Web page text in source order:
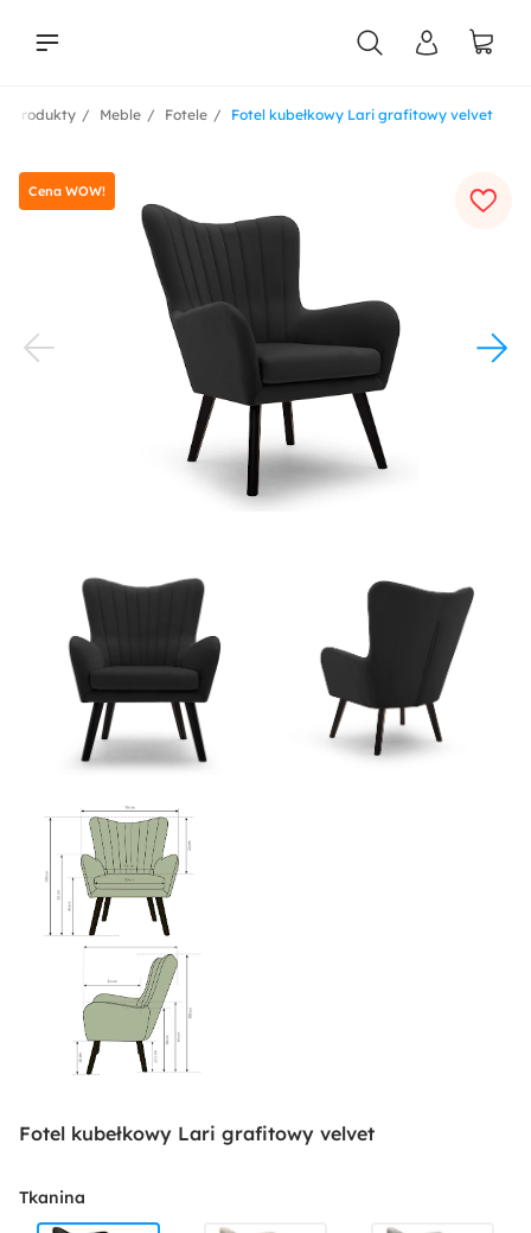
Fotel kubełkowy Lari grafitowy velvet
Fotele
Meble
Produkty
Cena WOW!
Fotel kubełkowy Lari grafitowy velvet
Tkanina